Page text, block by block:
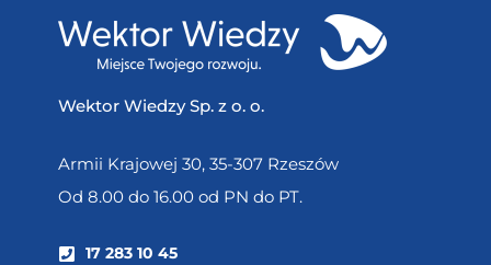
Wektor Wiedzy Sp. z o. o.
Armii Krajowej 30, 35-307 Rzeszów
Od 8.00 do 16.00 od PN do PT.
17 283 10 45